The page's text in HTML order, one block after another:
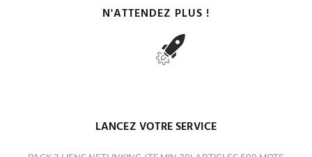
N'ATTENDEZ PLUS !
LANCEZ VOTRE SERVICE